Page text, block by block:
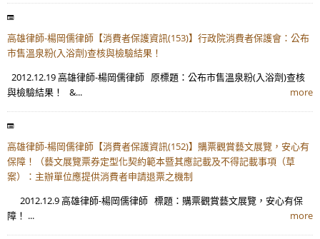
高雄律師-楊岡儒律師【消費者保護資訊(153)】行政院消費者保護會：公布
市售溫泉粉(入浴劑)查核與檢驗結果！
2012.12.19 高雄律師-楊岡儒律師 原標題：公布市售溫泉粉(入浴劑)查核
與檢驗結果！ &...
more
高雄律師-楊岡儒律師【消費者保護資訊(152)】購票觀賞藝文展覽，安心有
保障！（藝文展覽票券定型化契約範本暨其應記載及不得記載事項（草
案）：主辦單位應提供消費者申請退票之機制
2012.12.9 高雄律師-楊岡儒律師 標題：購票觀賞藝文展覽，安心有保
障！ ...
more